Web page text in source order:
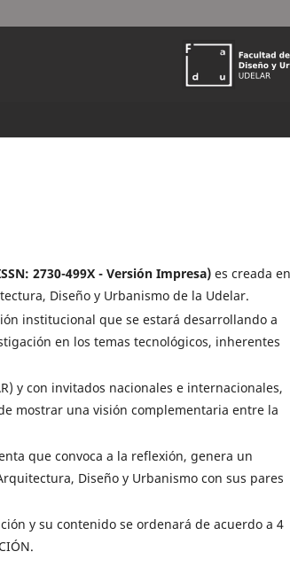
2730-499X - Versión Impresa) es creada en
Diseño y Urbanismo de la Udelar.
institucional que se estará desarrollando a
en los temas tecnológicos, inherentes
y con invitados nacionales e internacionales,
mostrar una visión complementaria entre la
que convoca a la reflexión, genera un
Diseño y Urbanismo con sus pares
y su contenido se ordenará de acuerdo a 4